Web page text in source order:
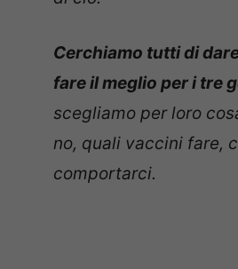
Cerchiamo tutti di
fare il meglio per i tre
scegliamo per loro
no, quali vaccini fare,
comportarci.